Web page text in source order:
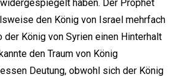
haben. Der Prophet
den König von Israel mehrfach
der König von Syrien einen Hinterhalt
den Traum von König
Deutung, obwohl sich der König